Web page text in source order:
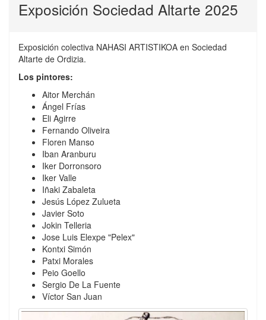
Exposición Sociedad Altarte 2025
Exposición colectiva NAHASI ARTISTIKOA en Sociedad
Altarte de Ordizia.
Los pintores:
Aitor Merchán
Ángel Frías
Eli Agirre
Fernando Oliveira
Floren Manso
Iban Aranburu
Iker Dorronsoro
Iker Valle
Iñaki Zabaleta
Jesús López Zulueta
Javier Soto
Jokin Telleria
Jose Luis Elexpe "Pelex"
Kontxi Simón
Patxi Morales
Peio Goello
Sergio De La Fuente
Víctor San Juan